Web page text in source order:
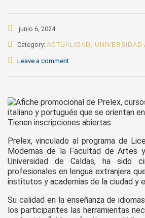
junio 6, 2024
Category: ACTUALIDAD , UNIVERSIDAD
Leave a comment
Prelex, vinculado al programa de
Modernas de la Facultad de Artes
Universidad de Caldas, ha sido
profesionales en lengua extranjera
institutos y academias de la ciudad y
Su calidad en la enseñanza de
los participantes las herramientas